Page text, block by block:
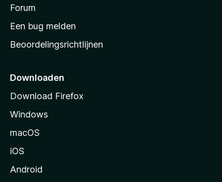
s
t
r
p
g
i
Forum
Een bug melden
Beoordelingsrichtlijnen
Downloaden
Download Firefox
Windows
macOS
iOS
Android